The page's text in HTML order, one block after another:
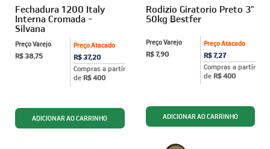
Fechadura 1200 Italy
Interna Cromada -
Silvana
Preço Atacado
R$ 37,20
Compras a partir
de R$ 400
Preço Varejo
R$ 38,75
Rodizio Giratorio Preto 3"
50kg Bestfer
Preço Atacado
R$ 7,27
Compras a partir
de R$ 400
Preço Varejo
R$ 7,90